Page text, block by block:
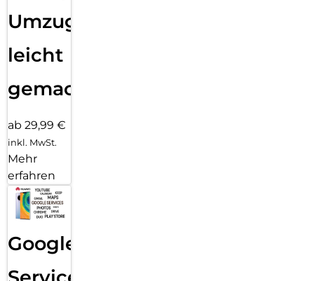
Umzug
leicht
gemacht!
ab 29,99 €
inkl. MwSt.
Mehr
erfahren
Google